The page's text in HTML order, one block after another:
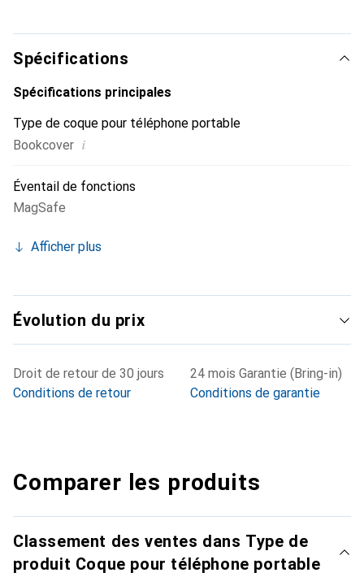
marque Noreve est un choix sûr pour une clientèle
exigeante.
Spécifications
Spécifications principales
Type de coque pour téléphone portable
Bookcover i
Éventail de fonctions
MagSafe
Afficher plus
Évolution du prix
Droit de retour de 30 jours
Conditions de retour
24 mois Garantie (Bring-in)
Conditions de garantie
Comparer les produits
Classement des ventes dans Type de
produit Coque pour téléphone portable